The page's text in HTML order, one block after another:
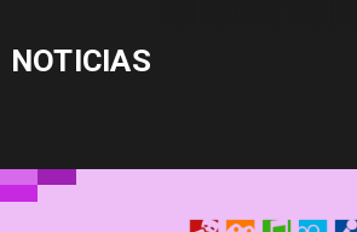
NOTICIAS